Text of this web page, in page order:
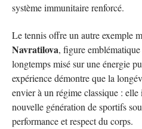
système immunitaire renforcé.
Le tennis offre un autre exemple
Navratilova, figure
longtemps misé sur une énergie
expérience démontre que la
envier à un régime classique :
nouvelle génération de sportifs
performance et respect du corps.